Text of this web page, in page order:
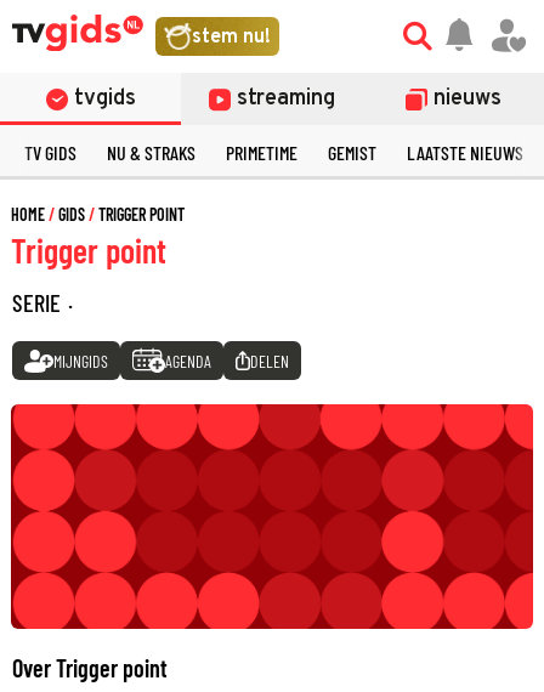
stem nu!
tvgids streaming nieuws
TV GIDS NU & STRAKS PRIMETIME GEMIST LAATSTE NIEUWS
HOME GIDS TRIGGER POINT
Trigger point
SERIE ·
MIJNGIDS AGENDA DELEN
Over Trigger point